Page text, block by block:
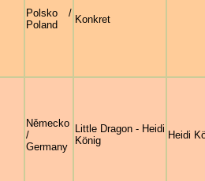
Polsko /
Poland
Konkret
Německo
/
Germany
Little Dragon - Heidi
König
Heidi